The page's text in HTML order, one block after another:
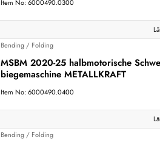
Item No: 6000490.0300
Bending / Folding
MSBM 2020-25 halbmotorische
biegemaschine METALLKRAFT
Item No: 6000490.0400
Bending / Folding